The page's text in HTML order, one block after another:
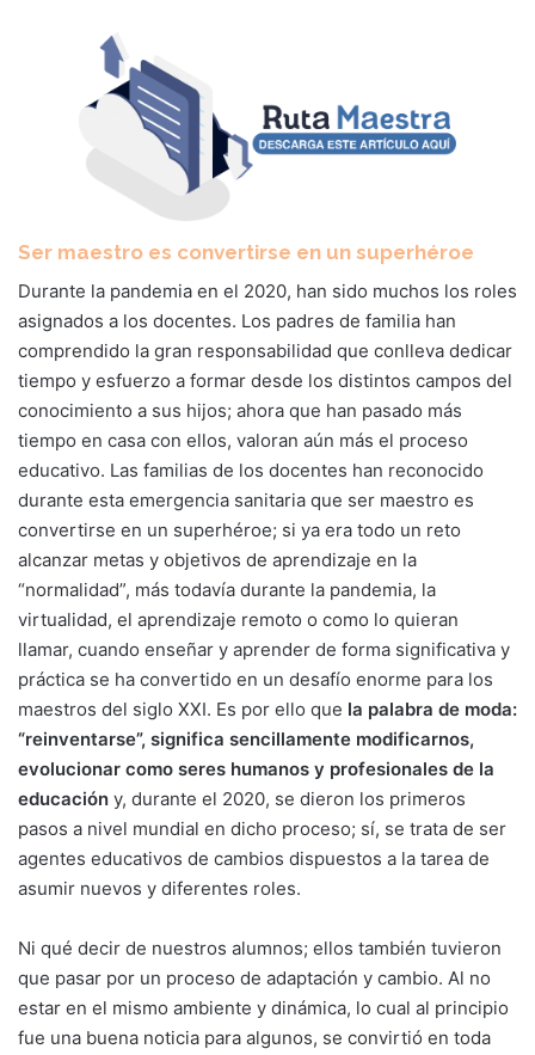
Ser maestro es convertirse en un superhéroe
Durante la pandemia en el 2020, han sido muchos los roles
asignados a los docentes. Los padres de familia han
comprendido la gran responsabilidad que conlleva dedicar
tiempo y esfuerzo a formar desde los distintos campos del
conocimiento a sus hijos; ahora que han pasado más
tiempo en casa con ellos, valoran aún más el proceso
educativo. Las familias de los docentes han reconocido
durante esta emergencia sanitaria que ser maestro es
convertirse en un superhéroe; si ya era todo un reto
alcanzar metas y objetivos de aprendizaje en la
“normalidad”, más todavía durante la pandemia, la
virtualidad, el aprendizaje remoto o como lo quieran
llamar, cuando enseñar y aprender de forma significativa y
práctica se ha convertido en un desafío enorme para los
maestros del siglo XXI. Es por ello que la palabra de moda:
“reinventarse”, significa sencillamente modificarnos,
evolucionar como seres humanos y profesionales de la
educación y, durante el 2020, se dieron los primeros
pasos a nivel mundial en dicho proceso; sí, se trata de ser
agentes educativos de cambios dispuestos a la tarea de
asumir nuevos y diferentes roles.
Ni qué decir de nuestros alumnos; ellos también tuvieron
que pasar por un proceso de adaptación y cambio. Al no
estar en el mismo ambiente y dinámica, lo cual al principio
fue una buena noticia para algunos, se convirtió en toda